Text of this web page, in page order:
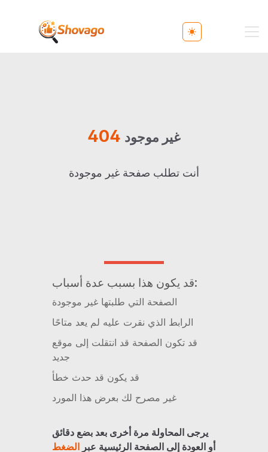
Toggle theme
404 غير موجود
أنت تطلب صفحة غير موجودة
قد يكون هذا بسبب عدة أسباب:
الصفحة التي طلبتها غير موجودة
الرابط الذي نقرت عليه لم يعد متاحًا
قد تكون الصفحة قد انتقلت إلى موقع
جديد
قد يكون قد حدث خطأ
غير مصرح لك بعرض هذا المورد
يرجى المحاولة مرة أخرى بعد بضع دقائق
أو العودة إلى الصفحة الرئيسية عبرالضغط